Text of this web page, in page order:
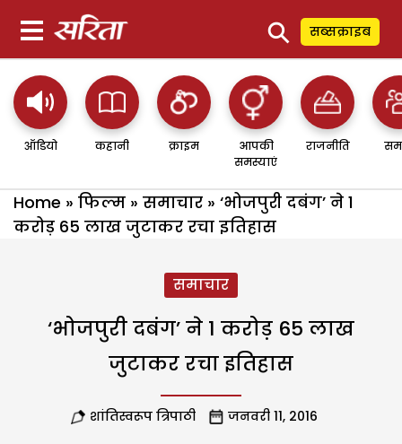
⚲ सब्सक्राइब
ऑडियो कहानी क्राइम
आपकी
समस्याएं
राजनीति
Home » फिल्म » समाचार » ‘भोजपुरी दबंग’ ने 1
करोड़ 65 लाख जुटाकर रचा इतिहास
समाचार
‘भोजपुरी दबंग’ ने 1 करोड़ 65 लाख
जुटाकर रचा इतिहास
शांतिस्वरूप त्रिपाठी जनवरी 11, 2016